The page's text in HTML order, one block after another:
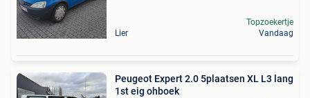
Lier
Topzoekertje
Vandaag
Peugeot Expert 2.0 5plaatsen XL L3 lang
1st eig ohboek